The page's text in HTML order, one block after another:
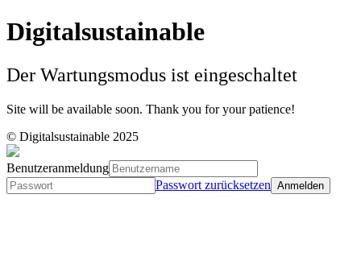
Digitalsustainable
Der Wartungsmodus ist eingeschaltet
Site will be available soon. Thank you for your patience!
© Digitalsustainable 2025
Benutzeranmeldung
Passwort zurücksetzen